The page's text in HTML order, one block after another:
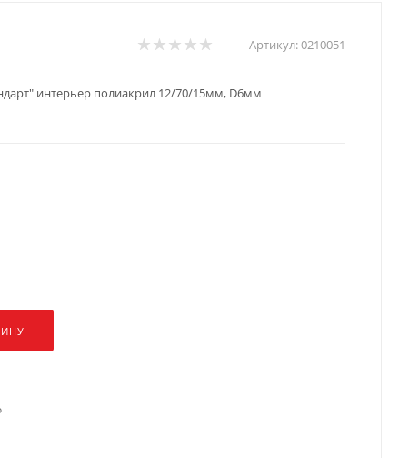
Артикул:0210051
интерьер полиакрил 12/70/15мм, D6мм